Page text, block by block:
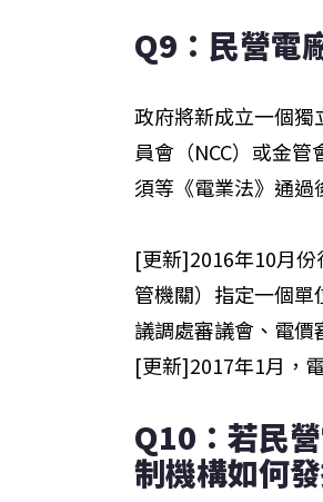
Q9：民營電
政府將新成立一個
員會（NCC）或金
須等《電業法》通過
[更新]2016年10月
管機關）指定一個
議調處審議會、電價
[更新]2017年1月，
Q10：若民
制機構如何